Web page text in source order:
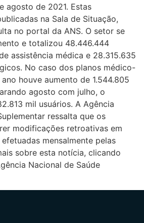
agosto de 2021. Estas
na Sala de Situação,
no portal da ANS. O setor se
e totalizou 48.446.444
assistência médica e 28.315.635
No caso dos planos médico-
houve aumento de 1.544.805
agosto com julho, o
mil usuários. A Agência
ressalta que os
modificações retroativas em
mensalmente pelas
sobre esta notícia, clicando
Nacional de Saúde